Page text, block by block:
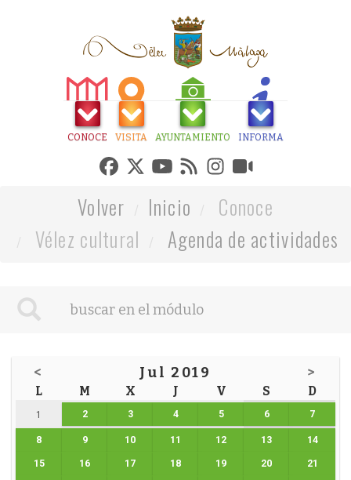
CONOCE VISITA AYUNTAMIENTO INFORMA
Volver Inicio
Conoce
Vélez cultural
Agenda de actividades
< Jul 2019 >
L M X J V S D
1 2 3 4 5 6 7
8 9 10 11 12 13 14
15 16 17 18 19 20 21